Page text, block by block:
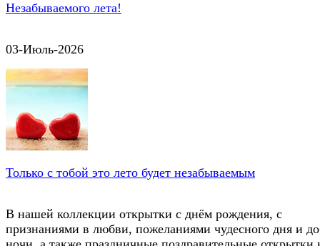
Незабываемого лета!
03-Июль-2026
Только с тобой это лето будет незабываемым
В нашей коллекции открытки с днём рождения, с
признаниями в любви, пожеланиями чудесного дня и